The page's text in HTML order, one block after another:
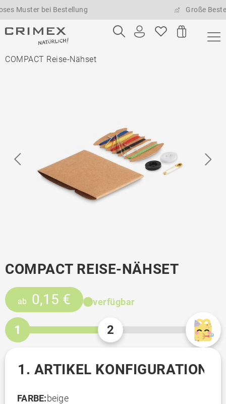
bei Bestellung Große
COMPACT Reise-Nähset
COMPACT REISE-NÄHSET
ab 0,15 € verfügbar
1 2
1. ARTIKEL KONFIGURATION
FARBE:beige